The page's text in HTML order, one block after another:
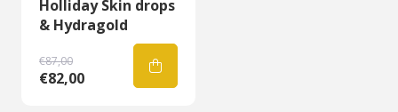
Holliday Skin drops
& Hydragold
€87,00
€82,00